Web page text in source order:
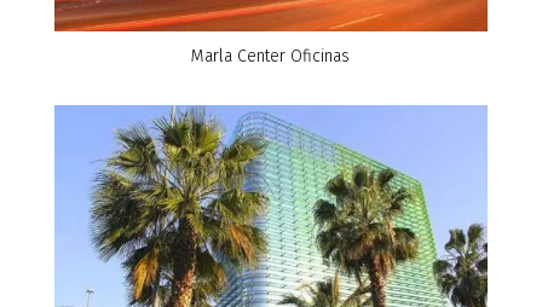
Marla Center Oficinas